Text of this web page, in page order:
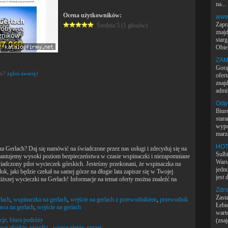
Ocena użytkowników:
Średnia 5 (1 głosów)
zgłoś awarię)
Daj się namówić na świadczone przez nas usługi i zdecyduj się na
wysoki poziom bezpieczeństwa w czasie wspinaczki i niezapomniane
pilot wycieczek górskich. Jesteśmy przekonani, że wspinaczka na
jaki będzie czekał na samej górze na długie lata zapisze się w Twojej
wycieczki na Gerlach! Informacje na temat oferty można znaleźć na
, wspinaczka na gerlach, wejście na gerlach z przewodnikiem, przewodnik
na gerlach, wejście na gerlach
biura podróży
na...
jest